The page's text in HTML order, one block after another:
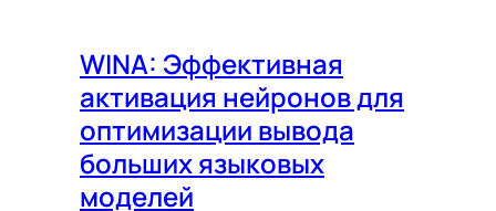
WINA: Эффективная
активация нейронов для
оптимизации вывода
больших языковых
моделей